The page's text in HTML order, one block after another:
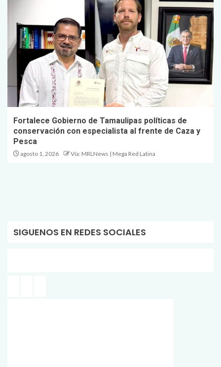
Fortalece Gobierno de Tamaulipas políticas de
conservación con especialista al frente de Caza y
Pesca
agosto 1, 2026 Vía: MRLNews | Mega Red Latina
SIGUENOS EN REDES SOCIALES